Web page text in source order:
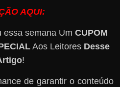
AQUI:
essa semana Um CUPOM
Aos Leitores Desse
!
de garantir o conteúdo